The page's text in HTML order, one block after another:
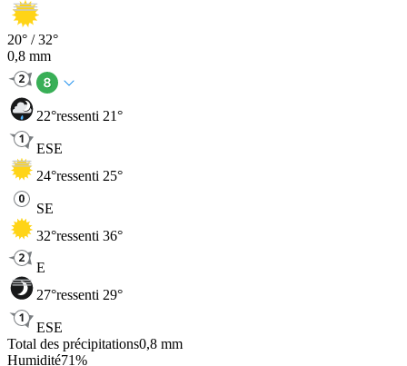
20° /32°
0,8 mm
22°ressenti 21°
ESE
24°ressenti 25°
SE
32°ressenti 36°
E
27°ressenti 29°
ESE
Total des précipitations0,8 mm
Humidité71%